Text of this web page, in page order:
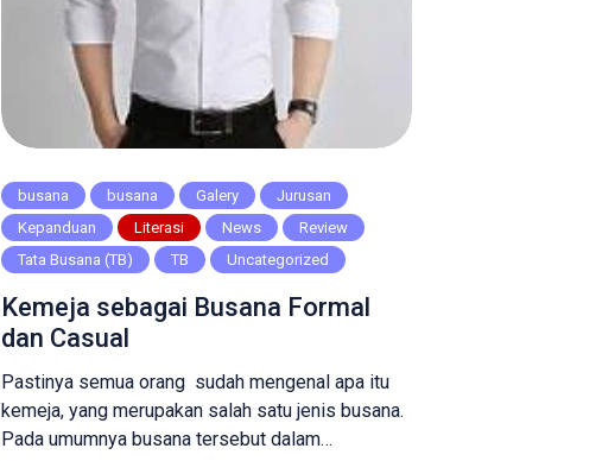
busana busana Galery
Jurusan
Kepanduan
Literasi News
Review
Tata Busana (TB)
TB Uncategorized
Kemeja sebagai Busana Formal
dan Casual
Pastinya semua orang sudah mengenal apa itu
kemeja, yang merupakan salah satu jenis busana.
Pada umumnya busana tersebut dalam